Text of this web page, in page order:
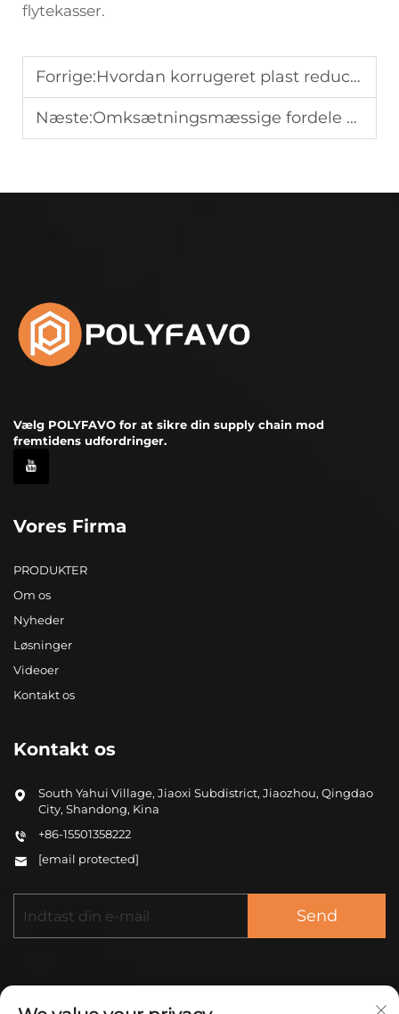
flytekasser.
Forrige:Hvordan korrugeret plast reducerer emballagevægten for e-handelsforsendelser
Næste:Omksætningsmæssige fordele ved at skifte fra papkasse til pappet plast
Vælg POLYFAVO for at sikre din supply chain mod
fremtidens udfordringer.
Vores Firma
PRODUKTER
Om os
Nyheder
Løsninger
Videoer
Kontakt os
Kontakt os
South Yahui Village, Jiaoxi Subdistrict, Jiaozhou, Qingdao
City, Shandong, Kina
+86-15501358222
[email protected]
Send